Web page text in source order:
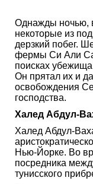
Однажды ночью,
некоторые из
дерзкий побег.
фермы Си Али
поисках убежища
Он прятал их и
освобождения
господства.
Халед Абдул-
Халед Абдул-
Нью-Йорке. Во
посредника
тунисского